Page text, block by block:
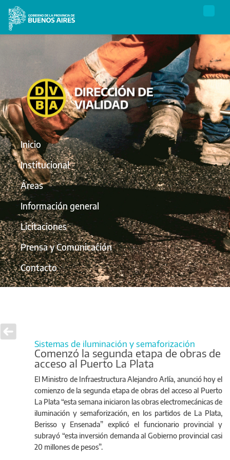
Inicio
Institucional
Áreas
Información general
Licitaciones
Prensa y Comunicación
Contacto
Sistemas de iluminación y semaforización
Comenzó la segunda etapa de obras de
acceso al Puerto La Plata
El Ministro de Infraestructura Alejandro Arlía, anunció hoy el
comienzo de la segunda etapa de obras del acceso al Puerto
La Plata “esta semana iniciaron las obras electromecánicas de
iluminación y semaforización, en los partidos de La Plata,
Berisso y Ensenada” explicó el funcionario provincial y
subrayó “esta inversión demanda al Gobierno provincial casi
20 millones de pesos”.